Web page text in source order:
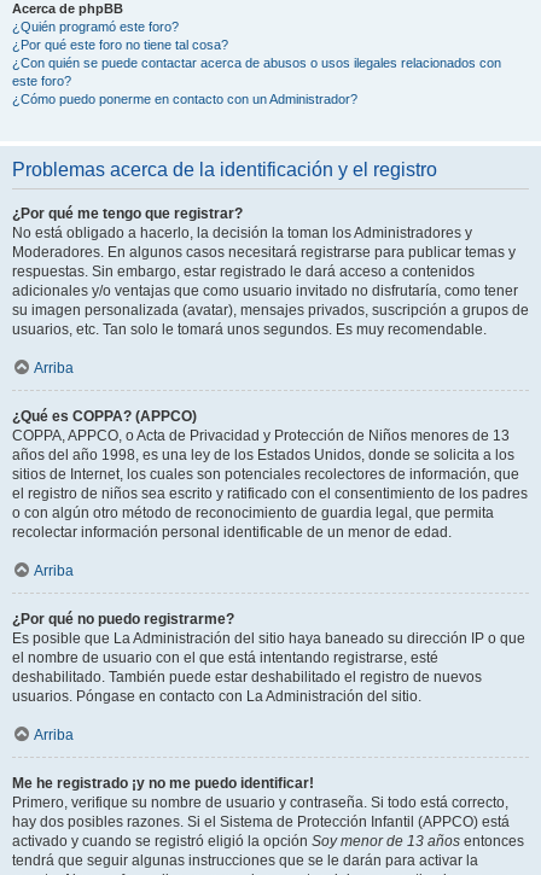
Acerca de phpBB
¿Quién programó este foro?
¿Por qué este foro no tiene tal cosa?
¿Con quién se puede contactar acerca de abusos o usos ilegales relacionados con
este foro?
¿Cómo puedo ponerme en contacto con un Administrador?
Problemas acerca de la identificación y el registro
¿Por qué me tengo que registrar?
No está obligado a hacerlo, la decisión la toman los Administradores y
Moderadores. En algunos casos necesitará registrarse para publicar temas y
respuestas. Sin embargo, estar registrado le dará acceso a contenidos
adicionales y/o ventajas que como usuario invitado no disfrutaría, como tener
su imagen personalizada (avatar), mensajes privados, suscripción a grupos de
usuarios, etc. Tan solo le tomará unos segundos. Es muy recomendable.
Arriba
¿Qué es COPPA? (APPCO)
COPPA, APPCO, o Acta de Privacidad y Protección de Niños menores de 13
años del año 1998, es una ley de los Estados Unidos, donde se solicita a los
sitios de Internet, los cuales son potenciales recolectores de información, que
el registro de niños sea escrito y ratificado con el consentimiento de los padres
o con algún otro método de reconocimiento de guardia legal, que permita
recolectar información personal identificable de un menor de edad.
Arriba
¿Por qué no puedo registrarme?
Es posible que La Administración del sitio haya baneado su dirección IP o que
el nombre de usuario con el que está intentando registrarse, esté
deshabilitado. También puede estar deshabilitado el registro de nuevos
usuarios. Póngase en contacto con La Administración del sitio.
Arriba
Me he registrado ¡y no me puedo identificar!
Primero, verifique su nombre de usuario y contraseña. Si todo está correcto,
hay dos posibles razones. Si el Sistema de Protección Infantil (APPCO) está
activado y cuando se registró eligió la opción Soy menor de 13 años entonces
tendrá que seguir algunas instrucciones que se le darán para activar la